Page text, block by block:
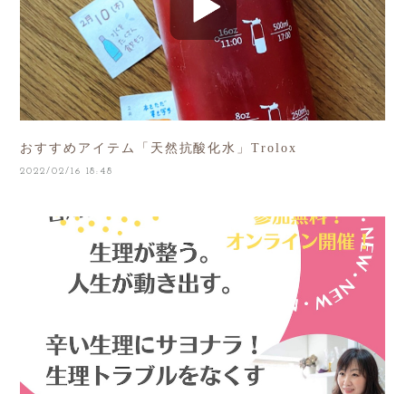
おすすめアイテム「天然抗酸化水」Trolox
2022/02/16 18:48